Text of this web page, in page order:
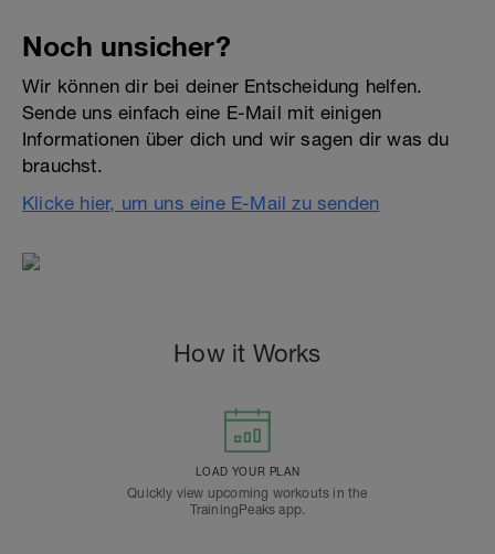
Noch unsicher?
Wir können dir bei deiner Entscheidung helfen.
Sende uns einfach eine E-Mail mit einigen
Informationen über dich und wir sagen dir was du
brauchst.
Klicke hier, um uns eine E-Mail zu senden
How it Works
LOAD YOUR PLAN
Quickly view upcoming workouts in the
TrainingPeaks app.